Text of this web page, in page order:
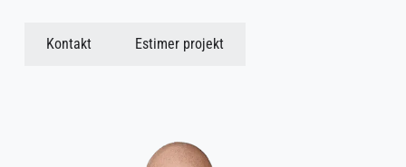
Kontakt Estimer projekt